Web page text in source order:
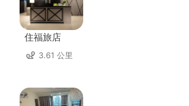
住福旅店
3.61 公里